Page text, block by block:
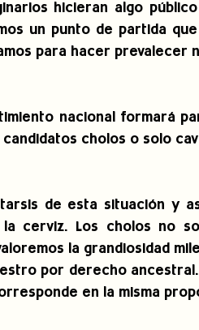
hicieran algo
un punto de partida
para hacer prevalecer
nacional formará
candidatos cholos o solo
de esta situación y
la cerviz. Los cholos no
la grandiosidad
por derecho ancestral.
en la misma